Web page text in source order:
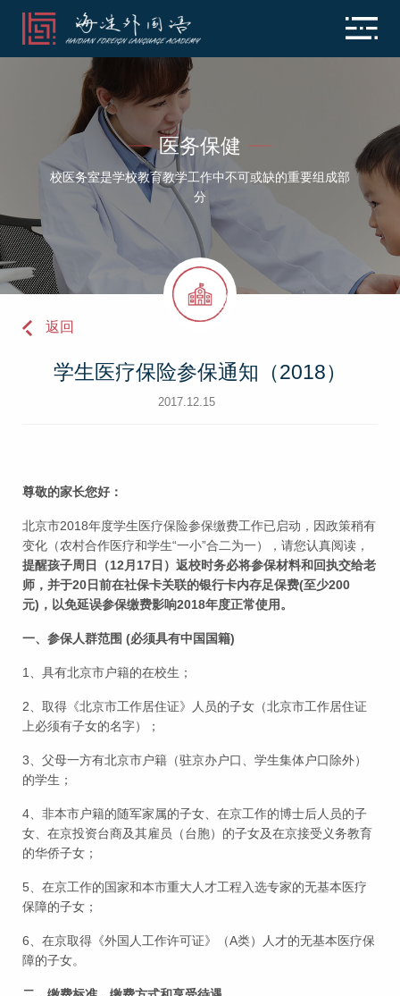
医务保健
校医务室是学校教育教学工作中不可或缺的重要组成部
分
返回
学生医疗保险参保通知（2018）
2017.12.15
尊敬的家长您好：
北京市2018年度学生医疗保险参保缴费工作已启动，因政策稍有
变化（农村合作医疗和学生“一小”合二为一），请您认真阅读，
提醒孩子周日（12月17日）返校时务必将参保材料和回执交给老
师，并于20日前在社保卡关联的银行卡内存足保费(至少200
元)，以免延误参保缴费影响2018年度正常使用。
一、参保人群范围 (必须具有中国国籍)
1、具有北京市户籍的在校生；
2、取得《北京市工作居住证》人员的子女（北京市工作居住证
上必须有子女的名字）；
3、父母一方有北京市户籍（驻京办户口、学生集体户口除外）
的学生；
4、非本市户籍的随军家属的子女、在京工作的博士后人员的子
女、在京投资台商及其雇员（台胞）的子女及在京接受义务教育
的华侨子女；
5、在京工作的国家和本市重大人才工程入选专家的无基本医疗
保障的子女；
6、在京取得《外国人工作许可证》（A类）人才的无基本医疗保
障的子女。